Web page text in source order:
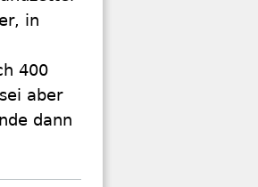
in
400
aber
dann